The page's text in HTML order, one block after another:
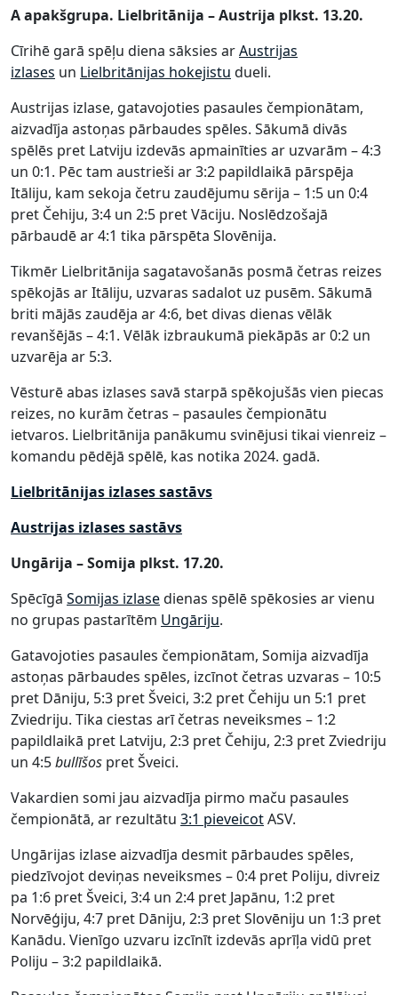
A apakšgrupa. Lielbritānija – Austrija plkst. 13.20.
Cīrihē garā spēļu diena sāksies arAustrijas
izlases un Lielbritānijas hokejistu dueli.
Austrijas izlase, gatavojoties pasaules čempionātam,
aizvadīja astoņas pārbaudes spēles. Sākumā divās
spēlēs pret Latviju izdevās apmainīties ar uzvarām – 4:3
un 0:1. Pēc tam austrieši ar 3:2 papildlaikā pārspēja
Itāliju, kam sekoja četru zaudējumu sērija – 1:5 un 0:4
pret Čehiju, 3:4 un 2:5 pret Vāciju. Noslēdzošajā
pārbaudē ar 4:1 tika pārspēta Slovēnija.
Tikmēr Lielbritānija sagatavošanās posmā četras reizes
spēkojās ar Itāliju, uzvaras sadalot uz pusēm. Sākumā
briti mājās zaudēja ar 4:6, bet divas dienas vēlāk
revanšējās – 4:1. Vēlāk izbraukumā piekāpās ar 0:2 un
uzvarēja ar 5:3.
Vēsturē abas izlases savā starpā spēkojušās vien piecas
reizes, no kurām četras – pasaules čempionātu
ietvaros. Lielbritānija panākumu svinējusi tikai vienreiz –
komandu pēdējā spēlē, kas notika 2024. gadā.
Lielbritānijas izlases sastāvs
Austrijas izlases sastāvs
Ungārija – Somija plkst. 17.20.
Spēcīgā Somijas izlasedienas spēlē spēkosies ar vienu
no grupas pastarītēm Ungāriju.
Gatavojoties pasaules čempionātam, Somija aizvadīja
astoņas pārbaudes spēles, izcīnot četras uzvaras – 10:5
pret Dāniju, 5:3 pret Šveici, 3:2 pret Čehiju un 5:1 pret
Zviedriju. Tika ciestas arī četras neveiksmes – 1:2
papildlaikā pret Latviju, 2:3 pret Čehiju, 2:3 pret Zviedriju
un 4:5bullīšos pret Šveici.
Vakardien somi jau aizvadīja pirmo maču pasaules
čempionātā, ar rezultātu 3:1 pieveicotASV.
Ungārijas izlase aizvadīja desmit pārbaudes spēles,
piedzīvojot deviņas neveiksmes – 0:4 pret Poliju, divreiz
pa 1:6 pret Šveici, 3:4 un 2:4 pret Japānu, 1:2 pret
Norvēģiju, 4:7 pret Dāniju, 2:3 pret Slovēniju un 1:3 pret
Kanādu. Vienīgo uzvaru izcīnīt izdevās aprīļa vidū pret
Poliju – 3:2 papildlaikā.